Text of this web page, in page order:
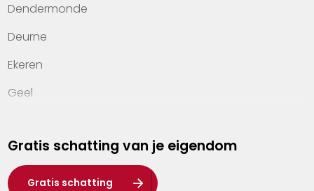
Werken bij Heylen Vastgoed
Contact
Dendermonde
Deurne
Ekeren
Geel
Hasselt
Heist-op-den-Berg
Gratis schatting van je eigendom
Gratis schatting